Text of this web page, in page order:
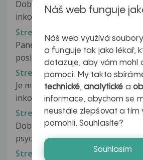
Dobry den,od druheho porodu
inkontinenci.Nyni po 9 letech od...
Stresová inkontinence
Pane doktore, je mi 52 let,
poslední době se mi zhoršila...
Stresová inkontinence
Je mi 55 let a již delší dobu mě
inkontinence. Zatím jsem tomu...
Stresová inkontinence moči
Dobrý den. Je mi 16 let,
psychicky i fyzicky. Mám ale...
Stresová inkontinence při smíchu
Náš web funguje
Náš web využívá
a funguje tak jako lékař,
dotazuje, aby vám mohl
pomoci. My takto
technické,analytické a
informace, abychom se
neustále zlepšovat a tím
pomohli. Souhlasíte?
Souhlasím